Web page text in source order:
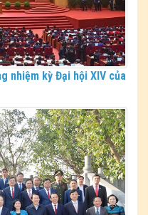
nhiệm kỳ Đại hội XIV của